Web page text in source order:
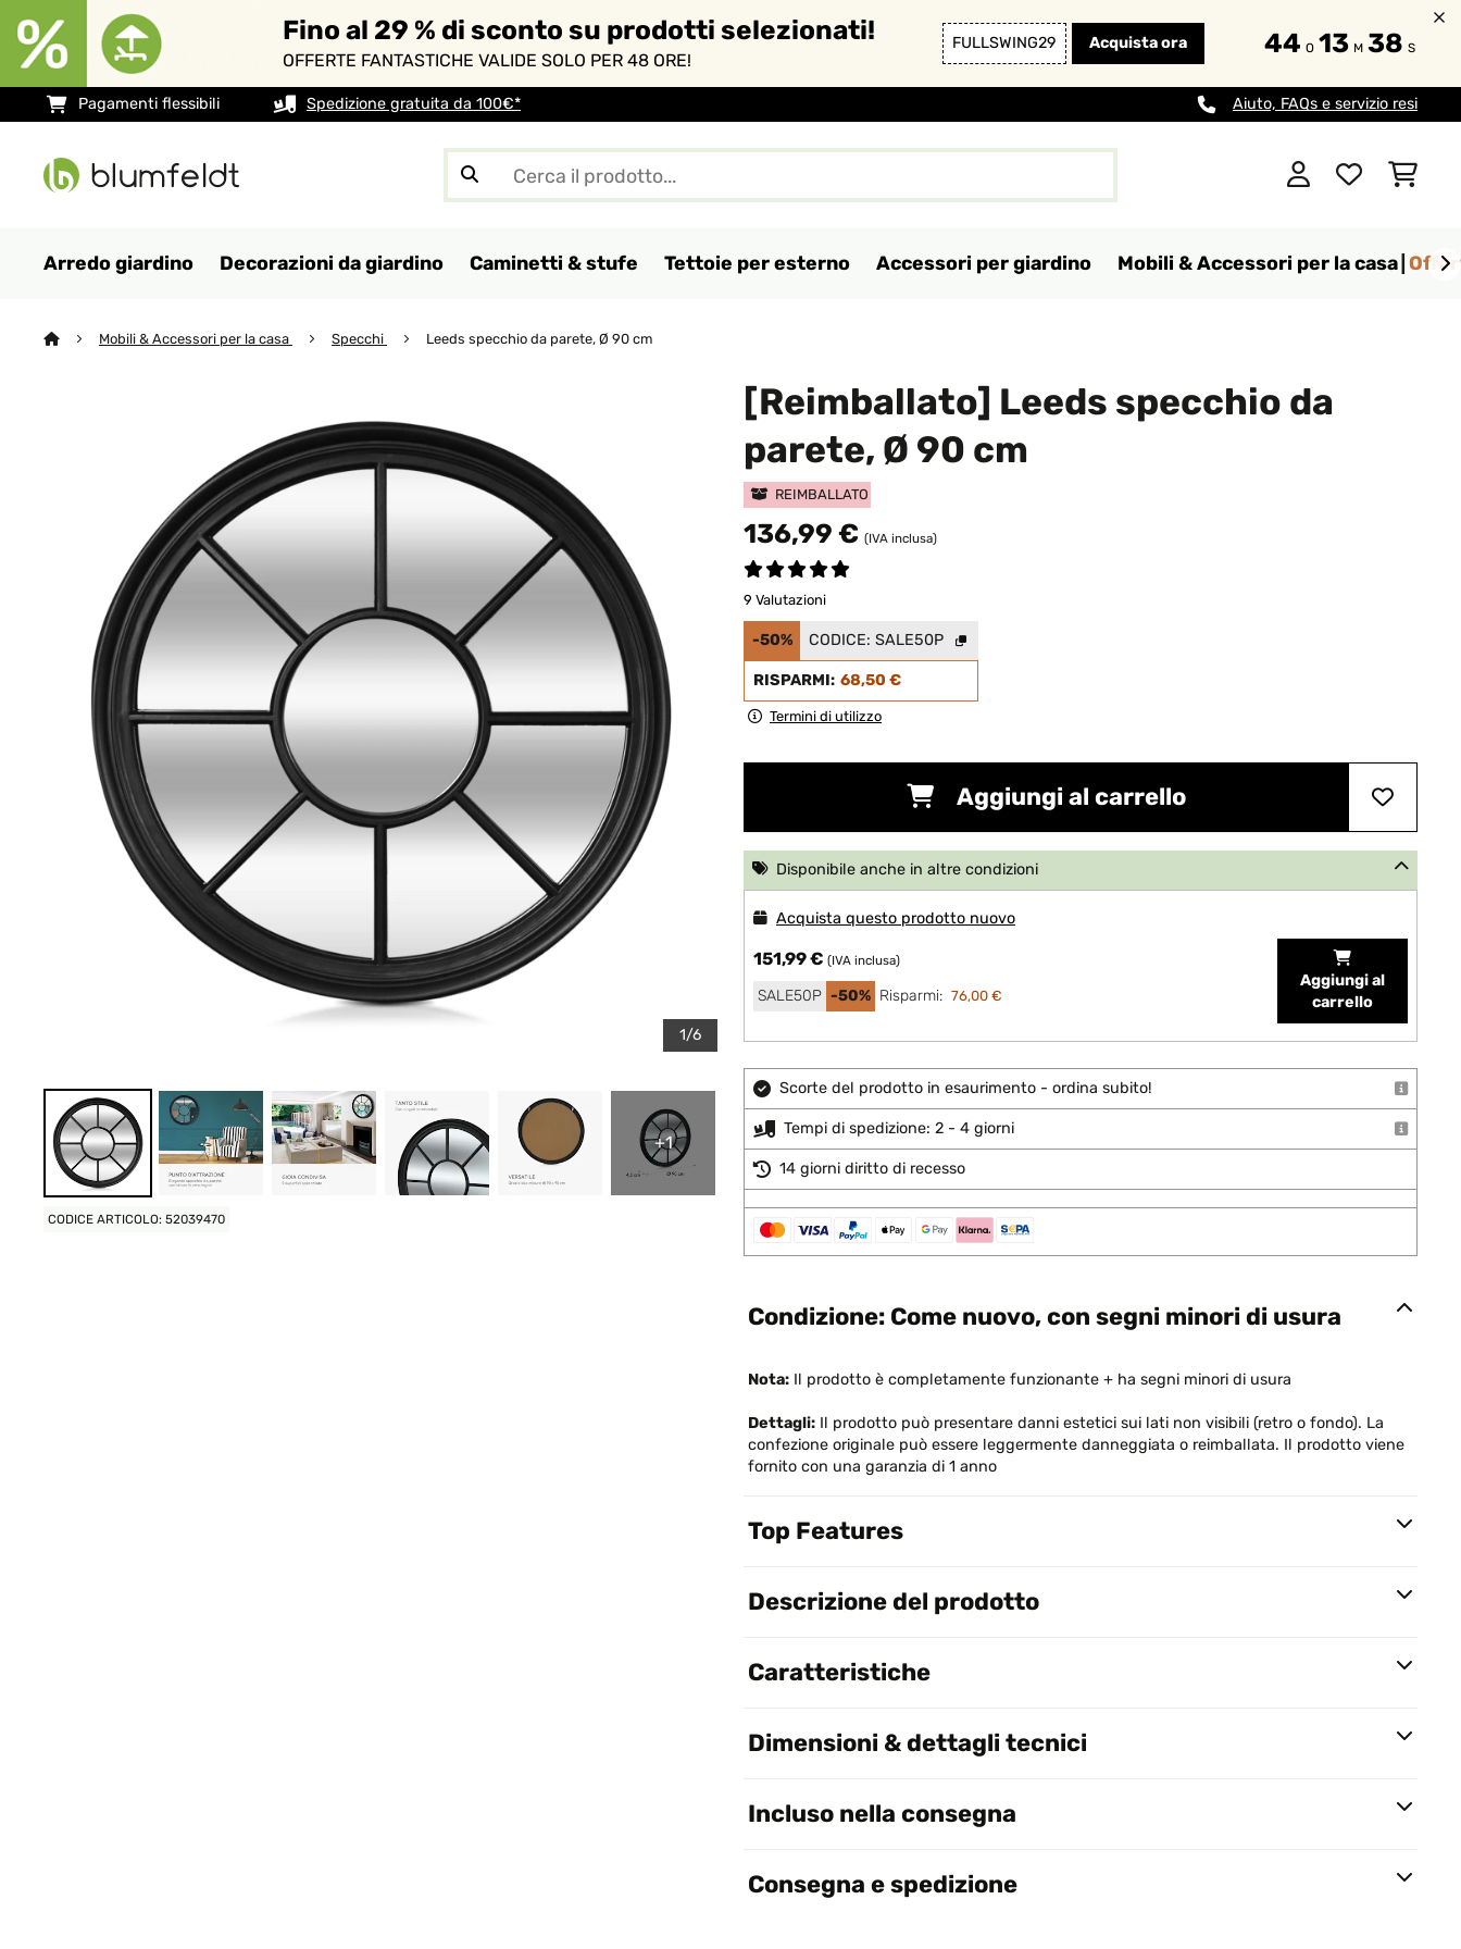
Fino al 29 % di sconto su prodotti selezionati!
OFFERTE FANTASTICHE VALIDE SOLO PER 48 ORE!
FULLSWING29 Acquista ora 44 O 13 M 36 S
Pagamenti flessibili Spedizione gratuita da 100€* Aiuto, FAQs e servizio resi
Arredo giardino Decorazioni da giardino Caminetti & stufe Tettoie per esterno Accessori per giardino Mobili & Accessori per la casa
Mobili & Accessori per la casa Specchi Leeds specchio da parete, Ø 90 cm
1/6
+1
CODICE ARTICOLO: 52039470
[Reimballato] Leeds specchio da
parete, Ø 90 cm
REIMBALLATO
136,99 € (IVA inclusa)
9 Valutazioni
-50% CODICE: SALE50P
RISPARMI: 68,50 €
Termini di utilizzo
Aggiungi al carrello
Disponibile anche in altre condizioni
Acquista questo prodotto nuovo
151,99 € (IVA inclusa)
SALE50P -50% Risparmi: 76,00 €
Aggiungi al
carrello
Scorte del prodotto in esaurimento - ordina subito!
Tempi di spedizione: 2 - 4 giorni
14 giorni diritto di recesso
Condizione: Come nuovo, con segni minori di usura
Nota: Il prodotto è completamente funzionante + ha segni minori di usura
Dettagli: Il prodotto può presentare danni estetici sui lati non visibili (retro o fondo). La
confezione originale può essere leggermente danneggiata o reimballata. Il prodotto viene
fornito con una garanzia di 1 anno
Top Features
Descrizione del prodotto
Caratteristiche
Dimensioni & dettagli tecnici
Incluso nella consegna
Consegna e spedizione